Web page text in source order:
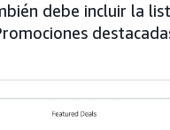
debe incluir la